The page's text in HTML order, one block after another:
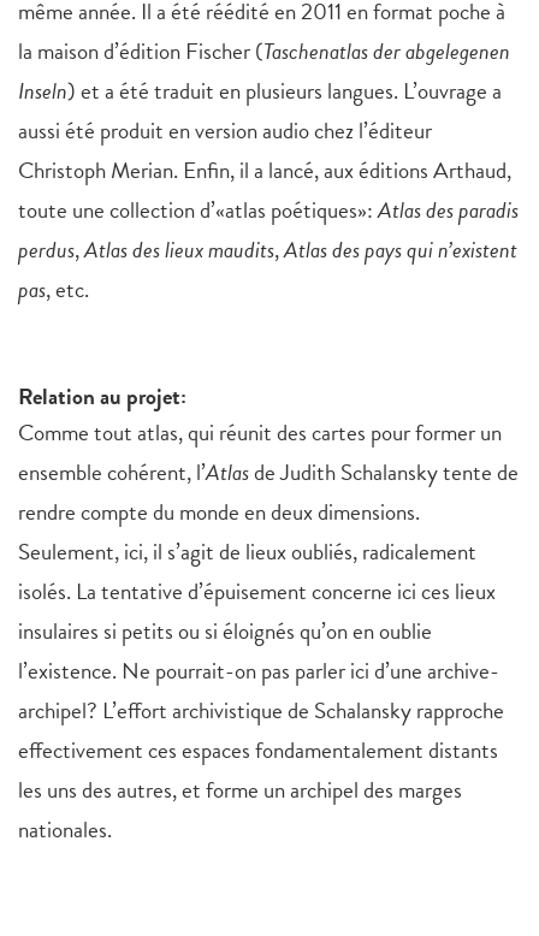
même année. Il a été réédité en 2011 en format poche à
la maison d’édition Fischer (Taschenatlas der abgelegenen
Inseln) et a été traduit en plusieurs langues. L’ouvrage a
aussi été produit en version audio chez l’éditeur
Christoph Merian. Enfin, il a lancé, aux éditions Arthaud,
toute une collection d’«atlas poétiques»:Atlas des paradis
perdus,Atlas des lieux maudits,Atlas des pays qui n’existent
pas, etc.
Relation au projet:
Comme tout atlas, qui réunit des cartes pour former un
ensemble cohérent, l’Atlasde Judith Schalansky tente de
rendre compte du monde en deux dimensions.
Seulement, ici, il s’agit de lieux oubliés, radicalement
isolés. La tentative d’épuisement concerne ici ces lieux
insulaires si petits ou si éloignés qu’on en oublie
l’existence. Ne pourrait-on pas parler ici d’une archive-
archipel? L’effort archivistique de Schalansky rapproche
effectivement ces espaces fondamentalement distants
les uns des autres, et forme un archipel des marges
nationales.